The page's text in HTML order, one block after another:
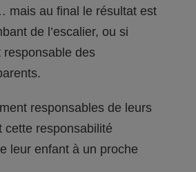
mais au final le résultat est
de l’escalier, ou si
des
responsables de leurs
cette responsabilité
leur enfant à un proche